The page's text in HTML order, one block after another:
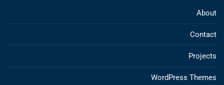
About
Contact
Projects
WordPress Themes